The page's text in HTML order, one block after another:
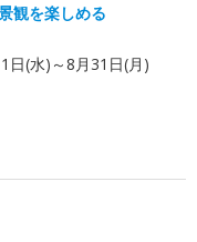
観を楽しめる
日(水)～8月31日(月)